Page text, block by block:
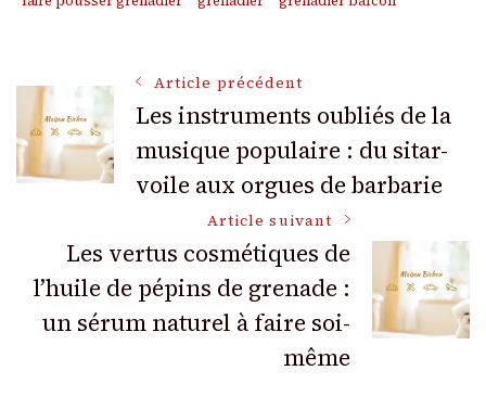
Navigation
des
articles
Article précédent
Les instruments oubliés de la
musique populaire : du sitar-
voile aux orgues de barbarie
Article suivant
Les vertus cosmétiques de
l’huile de pépins de grenade :
un sérum naturel à faire soi-
même